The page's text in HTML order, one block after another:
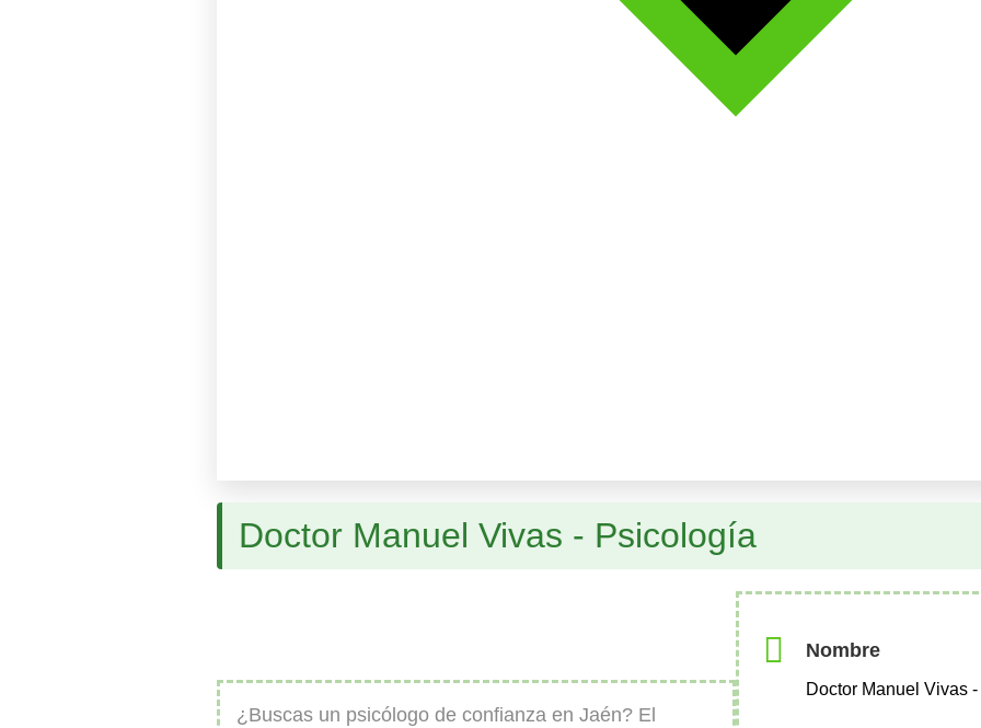
Doctor Manuel Vivas - Psicología
¿Buscas un psicólogo de confianza en Jaén? El
Nombre
Doctor Manuel Vivas